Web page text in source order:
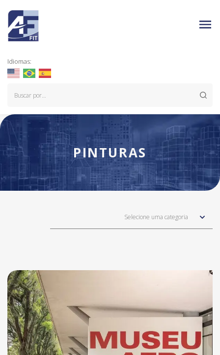
Idiomas:
PINTURAS
Selecione uma categoria